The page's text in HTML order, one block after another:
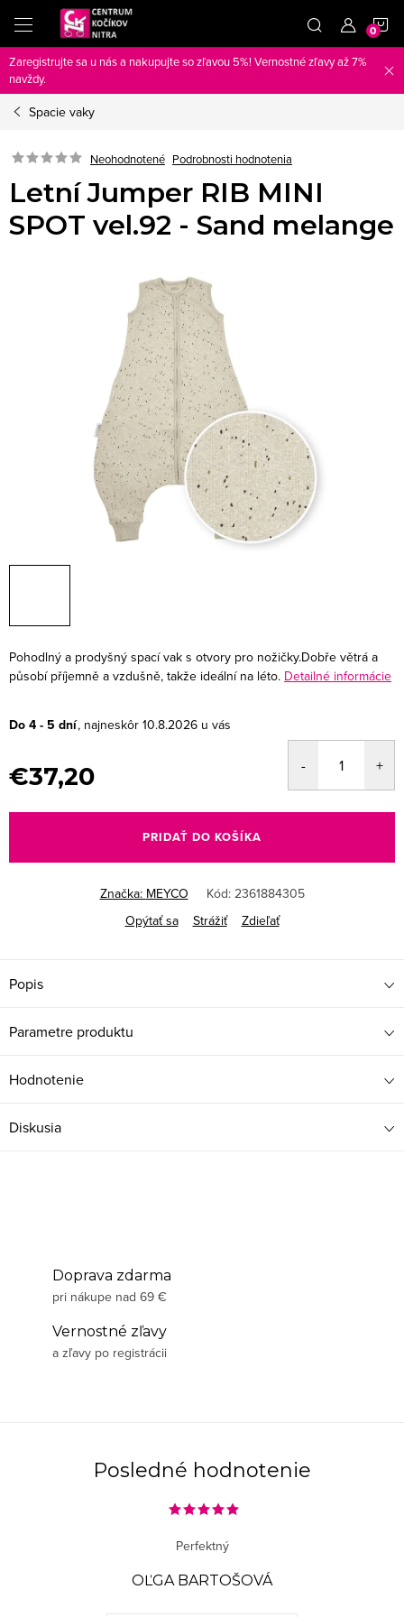
obsah
Zaregistrujte sa u nás a nakupujte so zľavou 5%! Vernostné zľavy až 7%
navždy.
Spacie vaky
Neohodnotené Podrobnosti hodnotenia
Letní Jumper RIB MINI
SPOT vel.92 - Sand melange
Pohodlný a prodyšný spací vak s otvory pro nožičky.Dobře větrá a
působí příjemně a vzdušně, takže ideální na léto. Detailné informácie
Do 4 - 5 dní 10.8.2026
€37,20
cena:
PRIDAŤ DO KOŠÍKA
Značka: MEYCO Kód: 2361884305
Opýtať sa
Strážiť Zdieľať
Popis
Parametre produktu
Hodnotenie
Diskusia
Doprava zdarma
pri nákupe nad 69 €
Vernostné zľavy
a zľavy po registrácii
Posledné hodnotenie
Perfektný
OĽGA BARTOŠOVÁ